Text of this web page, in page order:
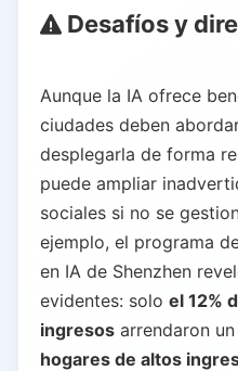
Desafíos y
Aunque la IA ofrece
ciudades deben
desplegarla de forma
puede ampliar
sociales si no se
ejemplo, el programa
en IA de Shenzhen
evidentes: solo el 12%
ingresos arrendaron
hogares de altos